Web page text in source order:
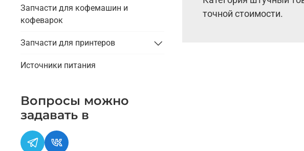
точной стоимости.
Запчасти для кофемашин и
кофеварок
Запчасти для принтеров
Источники питания
Вопросы можно
задавать в